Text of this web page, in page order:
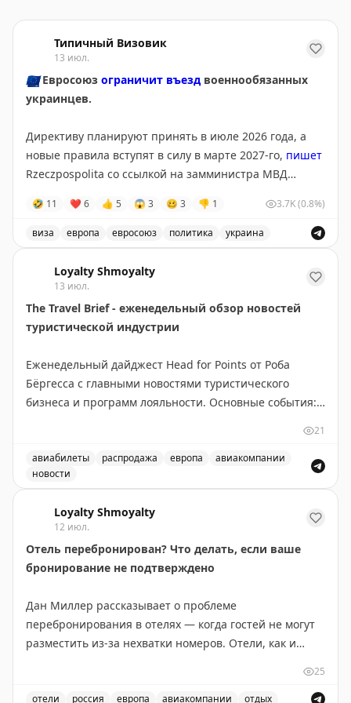
Типичный Визовик
13 июл.
🇪🇺Евросоюз ограничит въездвоеннообязанных
украинцев.
Директиву планируют принять в июле 2026 года, а
новые правила вступят в силу в марте 2027-го, пишет
Rzeczpospolita со ссылкой на замминистра МВД
Для въезда и получения временной защиты
потребуется подтверждение освобождения или
отсрочки от мобилизации. По данным издания,
изменения поддерживает Польша, а инициатором
выступил Киев.
🤣 11 ❤ 6 👍 5 😱 3 🥴 3 👎 1 3.7K(0.8%)
виза европа евросоюз политика украина
Loyalty Shmoyalty
13 июл.
The Travel Brief - еженедельный обзор новостей
туристической индустрии
Еженедельный дайджест Head for Points от Роба
Бёргесса с главными новостями туристического
бизнеса и программ лояльности. Основные события:
easyJet продаёт свой бизнес Apollo, открылся люкс-
лаунж в Manchester Airport. Выгодные предложения:
предлагает привлекательные тарифы на Mint, Virgin
Atlantic запустила кэшбэк до £250 с American Express.
В программах лояльности: Avios на 33% дороже в BA
Holidays до вторника, новый лаунж Air France в
еженедельную рассылку для получения полной
информации о лучших предложениях отелей и
авиакомпаний.
21
авиабилеты распродажа европа
авиакомпании
новости
Loyalty Shmoyalty
12 июл.
Отель перебронирован? Что делать, если ваше
бронирование не подтверждено
Дан Миллер рассказывает о проблеме
перебронирования в отелях — когда гостей не могут
разместить из-за нехватки номеров. Отели, как и
отказов и отмен. Основные причины: гости остаются
дольше запланированного, технические проблемы,
25
отели россия европа авиакомпании отдых